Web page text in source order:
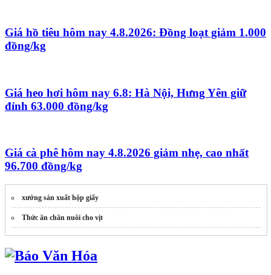
Giá hồ tiêu hôm nay 4.8.2026: Đồng loạt giảm 1.000
đồng/kg
Giá heo hơi hôm nay 6.8: Hà Nội, Hưng Yên giữ
đỉnh 63.000 đồng/kg
Giá cà phê hôm nay 4.8.2026 giảm nhẹ, cao nhất
96.700 đồng/kg
xưởng sản xuất hộp giấy
Thức ăn chăn nuôi cho vịt